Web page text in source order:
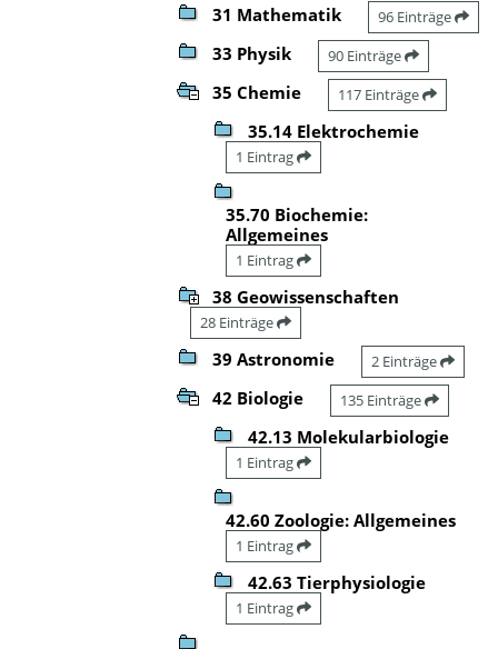
31 Mathematik 96 Einträge
33 Physik 90 Einträge
35 Chemie 117 Einträge
35.14 Elektrochemie
1 Eintrag
35.70 Biochemie:
Allgemeines
1 Eintrag
38 Geowissenschaften
28 Einträge
39 Astronomie 2 Einträge
42 Biologie 135 Einträge
42.13 Molekularbiologie
1 Eintrag
42.60 Zoologie: Allgemeines
1 Eintrag
42.63 Tierphysiologie
1 Eintrag